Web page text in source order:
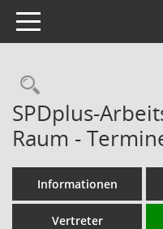
Toggle navigation
SPDplus-
Raum -
Informationen
Vertreter